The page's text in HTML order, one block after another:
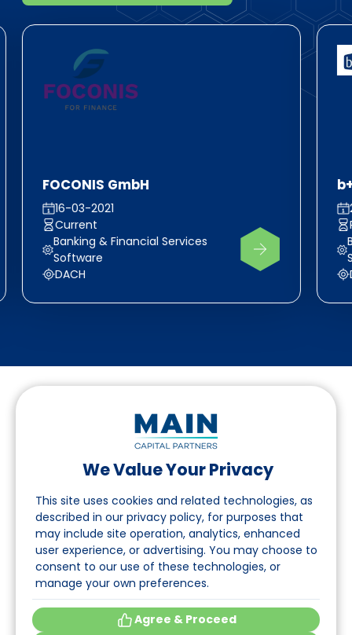
We Value Your Privacy
This site uses cookies and related technologies, as
described in our privacy policy, for purposes that
may include site operation, analytics, enhanced
user experience, or advertising. You may choose to
consent to our use of these technologies, or
manage your own preferences.
Agree & Proceed
FOCONIS GmbH
16-03-2021
Current
Banking & Financial Services
Software
DACH
Suivez-nous sur LinkedIn
Accès
A propos
Événements